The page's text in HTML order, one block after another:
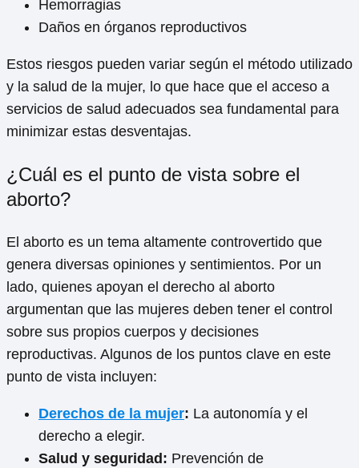
Hemorragias
Daños en órganos reproductivos
Estos riesgos pueden variar según el método utilizado
y la salud de la mujer, lo que hace que el acceso a
servicios de salud adecuados sea fundamental para
minimizar estas desventajas.
¿Cuál es el punto de vista sobre el
aborto?
El aborto es un tema altamente controvertido que
genera diversas opiniones y sentimientos. Por un
lado, quienes apoyan el derecho al aborto
argumentan que las mujeres deben tener el control
sobre sus propios cuerpos y decisiones
reproductivas. Algunos de los puntos clave en este
punto de vista incluyen:
Derechos de la mujer: La autonomía y el
derecho a elegir.
Salud y seguridad: Prevención de